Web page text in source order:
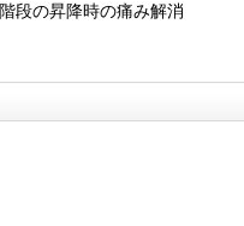
昇降時の痛み解消